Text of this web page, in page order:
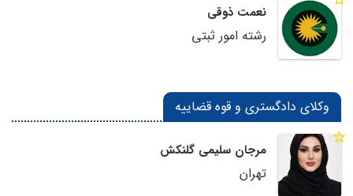
نعمت ذوقی
رشته امور ثبتی
وکلای دادگستری و قوه قضاییه
مرجان سلیمی گلنکش
تهران